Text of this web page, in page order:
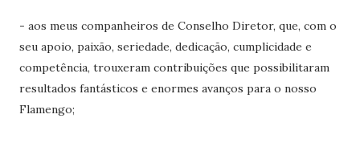
- aos meus companheiros de Conselho Diretor, que, com o
seu apoio, paixão, seriedade, dedicação, cumplicidade e
competência, trouxeram contribuições que possibilitaram
resultados fantásticos e enormes avanços para o nosso
Flamengo;